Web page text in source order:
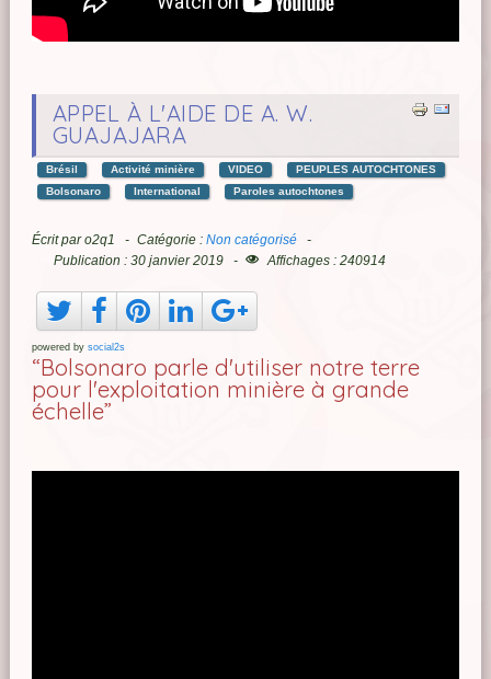
APPEL À L'AIDE DE A. W.
GUAJAJARA
Brésil Activité minière VIDEO
PEUPLES AUTOCHTONES
Bolsonaro
International Paroles autochtones
Écrit paro2q1 Catégorie : Non catégorisé
Publication : 30 janvier 2019
Affichages : 240914
powered by social2s
“Bolsonaro parle d'utiliser notre terre
pour l'exploitation minière à grande
échelle”